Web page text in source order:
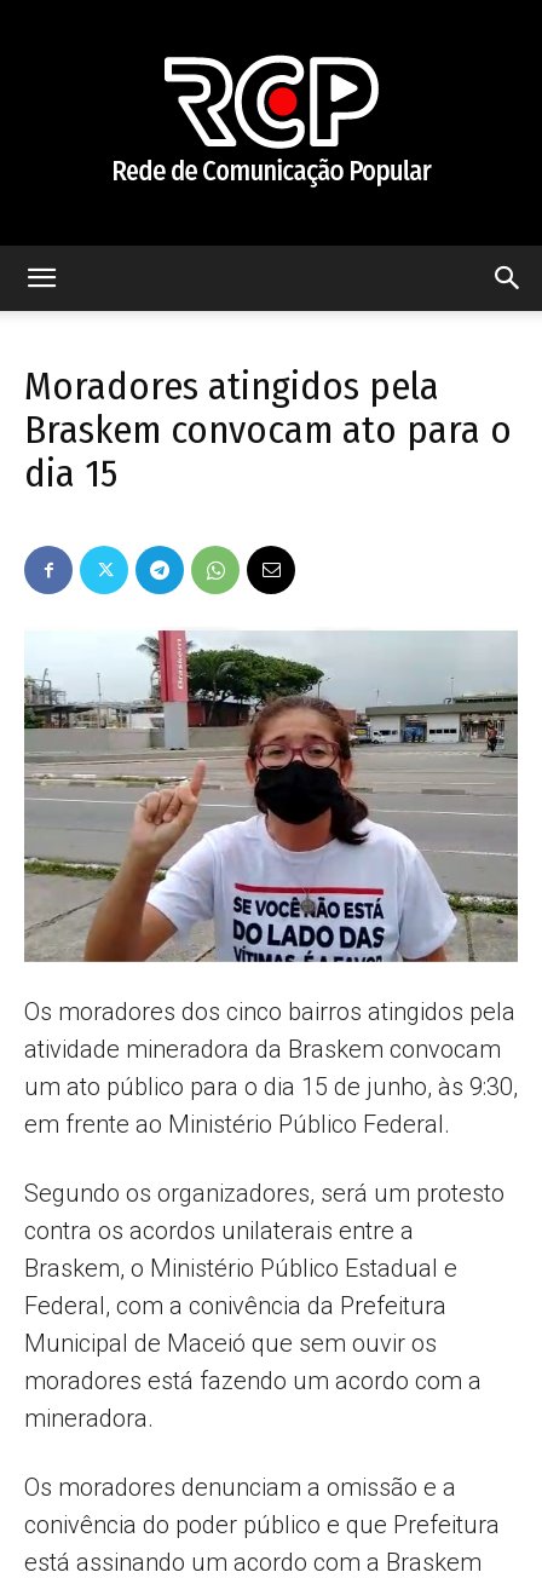
de
–
AL
Moradores atingidos pela
Braskem convocam ato para o
dia 15
Os moradores dos cinco bairros atingidos pela
atividade mineradora da Braskem convocam
um ato público para o dia 15 de junho, às 9:30,
em frente ao Ministério Público Federal.
Segundo os organizadores, será um protesto
contra os acordos unilaterais entre a
Braskem, o Ministério Público Estadual e
Federal, com a conivência da Prefeitura
Municipal de Maceió que sem ouvir os
moradores está fazendo um acordo com a
mineradora.
Os moradores denunciam a omissão e a
conivência do poder público e que Prefeitura
está assinando um acordo com a Braskem